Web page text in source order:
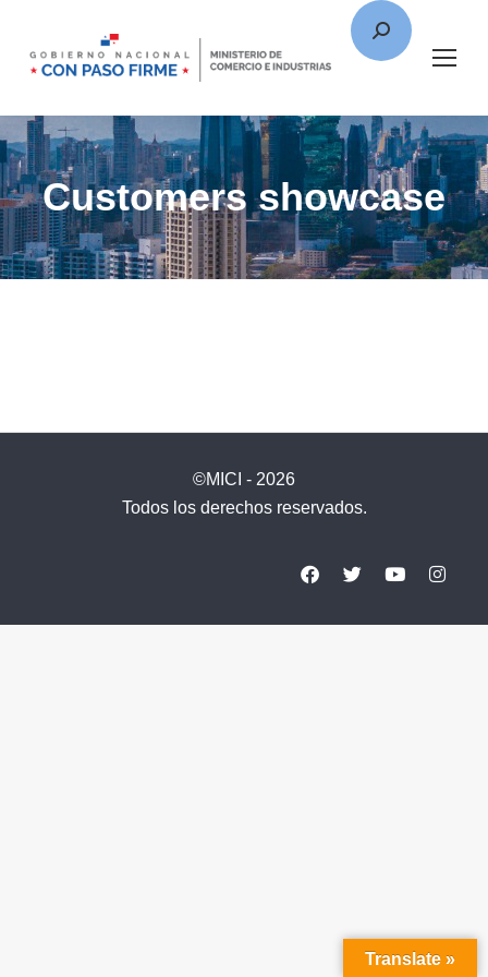
Customers showcase
©MICI - 2026
Todos los derechos reservados.
Translate »